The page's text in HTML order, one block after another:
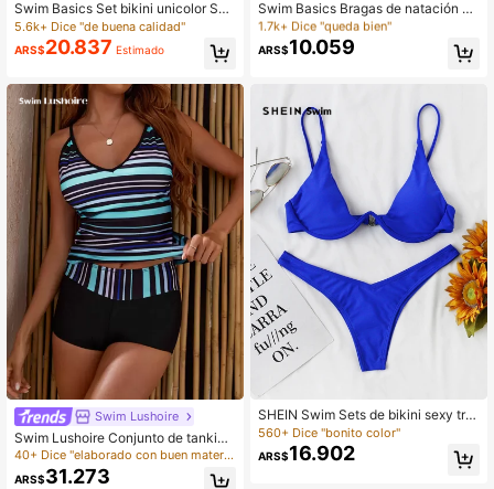
Swim Basics Set bikini unicolor Suj
etador con aros y bottom de corte a
lto Traje de baño de 2 piezas
5.6k+ Dice "de buena calidad"
ARS$20.837 Estimado
Swim Lushoire
Swim Lushoire Conjunto de tankini
a rayas, top de tirantes y shorts Traj
e de baño occidental de 2 piezas
40+ Dice "elaborado con buen material"
ARS$31.273
Swim Basics Bragas de natación só
lidas
#2 Más vendidos
en Alto Braguitas de bikini Rise para mujer
1.7k+ Dice "queda bien"
#2 Más vendidos
en Alto Braguitas de bikini Rise para mujer
1.7k+ Dice "queda bien"
#2 Más vendidos
en Alto Braguitas de bikini Rise para mujer
ARS$10.059
SHEIN Swim Sets de bikini sexy triá
ngulo
560+ Dice "bonito color"
ARS$16.902